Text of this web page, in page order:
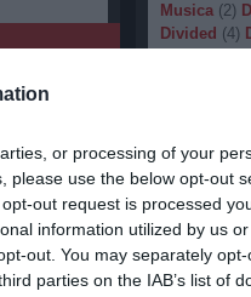
or processing of your
please use the below opt-out
out request is processed
information utilized by us
out. You may separately
parties on the IAB’s list of
Musica (2)
Divided (4)
(1) Dying
(1)
1
(1
Emptiness (
Eradication
(1)